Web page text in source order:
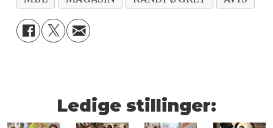
Ledige stillinger: